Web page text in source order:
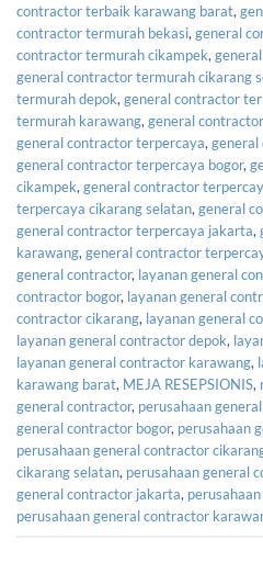
contractor terbaik karawang barat,
contractor termurah bekasi, general
contractor termurah cikampek,
general contractor termurah cikarang
termurah depok, general contractor
termurah karawang, general
general contractor terpercaya, general
general contractor terpercaya bogor,
cikampek, general contractor
terpercaya cikarang selatan, general
general contractor terpercaya jakarta,
karawang, general contractor
general contractor, layanan general
contractor bogor, layanan general
contractor cikarang, layanan general
layanan general contractor depok,
layanan general contractor karawang,
karawang barat, MEJA RESEPSIONIS,
general contractor, perusahaan
general contractor bogor, perusahaan
perusahaan general contractor
cikarang selatan, perusahaan general
general contractor jakarta,
perusahaan general contractor